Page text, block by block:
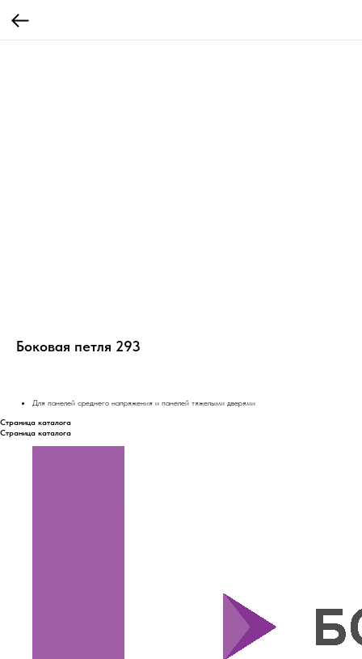
Боковая петля 293
Для панелей среднего напряжения и панелей тяжелыми дверями
Страница каталога
Страница каталога